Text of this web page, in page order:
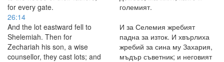
for every gate.
големият.
26:14
And the lot eastward fell to
Shelemiah. Then for
Zechariah his son, a wise
counsellor, they cast lots; and
И за Селемия жребият
падна за изток. И хвърлиха
жребий за сина му Захария,
мъдър съветник; и неговият